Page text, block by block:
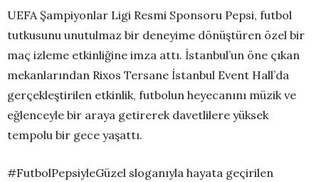
UEFA Şampiyonlar Ligi Resmi Sponsoru Pepsi, futbol
tutkusunu unutulmaz bir deneyime dönüştüren özel bir
maç izleme etkinliğine imza attı. İstanbul’un öne çıkan
mekanlarından Rixos Tersane İstanbul Event Hall’da
gerçekleştirilen etkinlik, futbolun heyecanını müzik ve
eğlenceyle bir araya getirerek davetlilere yüksek
tempolu bir gece yaşattı.
#FutbolPepsiyleGüzel sloganıyla hayata geçirilen